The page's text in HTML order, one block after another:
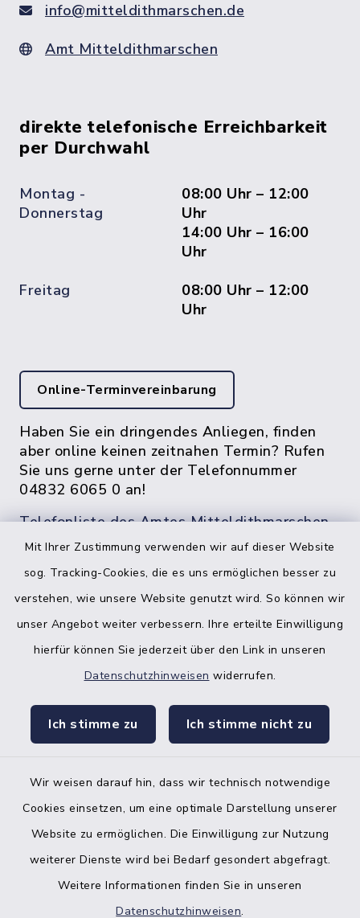
Mit Ihrer Zustimmung verwenden wir auf dieser Website
sog. Tracking-Cookies, die es uns ermöglichen besser zu
verstehen, wie unsere Website genutzt wird. So können wir
unser Angebot weiter verbessern. Ihre erteilte Einwilligung
hierfür können Sie jederzeit über den Link in unseren
Datenschutzhinweisen widerrufen.
Ich stimme zu Ich stimme nicht zu
Wir weisen darauf hin, dass wir technisch notwendige
Cookies einsetzen, um eine optimale Darstellung unserer
Website zu ermöglichen. Die Einwilligung zur Nutzung
weiterer Dienste wird bei Bedarf gesondert abgefragt.
Weitere Informationen finden Sie in unseren
Datenschutzhinweisen.
info@mitteldithmarschen.de
Amt Mitteldithmarschen
direkte telefonische Erreichbarkeit
per Durchwahl
Montag -
Donnerstag
08:00 Uhr – 12:00
Uhr
14:00 Uhr – 16:00
Uhr
Freitag
08:00 Uhr – 12:00
Uhr
Online-Terminvereinbarung
Haben Sie ein dringendes Anliegen, finden
aber online keinen zeitnahen Termin? Rufen
Sie uns gerne unter der Telefonnummer
04832 6065 0 an!
Telefonliste des Amtes Mitteldithmarschen
facebook
Bankverbindung der Amtskasse
Barrierefreiheit